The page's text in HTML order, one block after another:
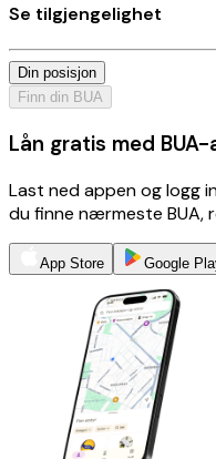
Se tilgjengelighet
Din posisjon
Finn din BUA
Lån gratis med
Last ned appen og logg
du finne nærmeste BUA,
App Store Google